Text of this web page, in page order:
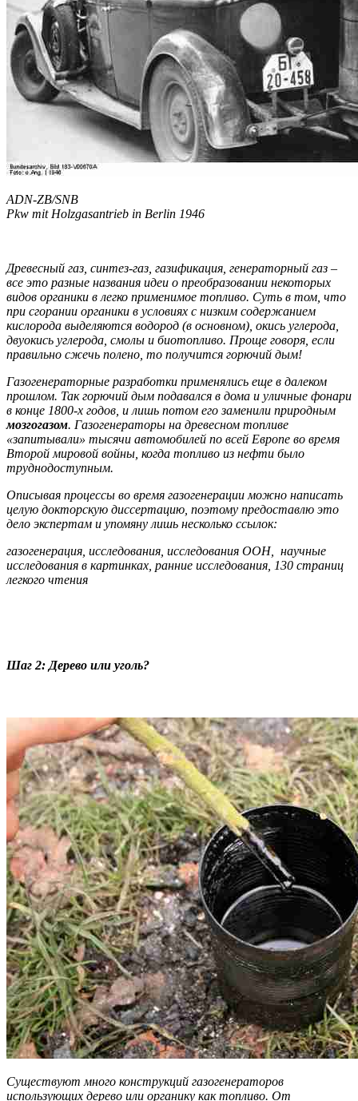
ADN-ZB/SNB
Pkw mit Holzgasantrieb in Berlin 1946
Древесный газ, синтез-газ, газификация, генераторный газ –
все это разные названия идеи о преобразовании некоторых
видов органики в легко применимое топливо. Суть в том, что
при сгорании органики в условиях с низким содержанием
кислорода выделяются водород (в основном), окись углерода,
двуокись углерода, смолы и биотопливо. Проще говоря, если
правильно сжечь полено, то получится горючий дым!
Газогенераторные разработки применялись еще в далеком
прошлом. Так горючий дым подавался в дома и уличные фонари
в конце 1800-х годов, и лишь потом его заменили природным
мозгогазом. Газогенераторы на древесном топливе
«запитывали» тысячи автомобилей по всей Европе во время
Второй мировой войны, когда топливо из нефти было
труднодоступным.
Описывая процессы во время газогенерации можно написать
целую докторскую диссертацию, поэтому предоставлю это
дело экспертам и упомяну лишь несколько ссылок:
газогенерация, исследования, исследования ООН, научные
исследования в картинках, ранние исследования, 130 страниц
легкого чтения
Шаг 2: Дерево или уголь?
Существуют много конструкций газогенераторов
использующих дерево или органику как топливо. От